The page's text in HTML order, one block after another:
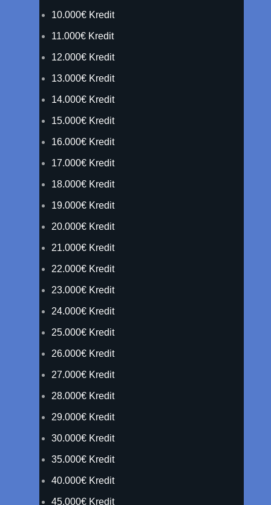
10.000€ Kredit
11.000€ Kredit
12.000€ Kredit
13.000€ Kredit
14.000€ Kredit
15.000€ Kredit
16.000€ Kredit
17.000€ Kredit
18.000€ Kredit
19.000€ Kredit
20.000€ Kredit
21.000€ Kredit
22.000€ Kredit
23.000€ Kredit
24.000€ Kredit
25.000€ Kredit
26.000€ Kredit
27.000€ Kredit
28.000€ Kredit
29.000€ Kredit
30.000€ Kredit
35.000€ Kredit
40.000€ Kredit
45.000€ Kredit